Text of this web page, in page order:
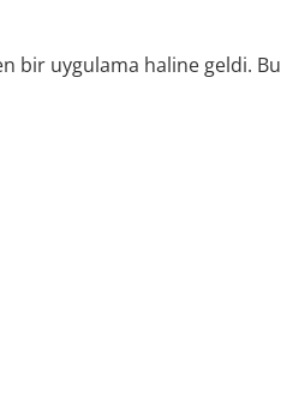
bir uygulama haline geldi.